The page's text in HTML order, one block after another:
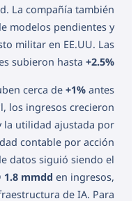
La compañía también
modelos pendientes y
militar en EE.UU. Las
subieron hasta+2.5%
cerca de+1% antes
los ingresos crecieron
la utilidad ajustada por
contable por acción
datos siguió siendo el
1.8 mmdd en ingresos,
de IA. Para